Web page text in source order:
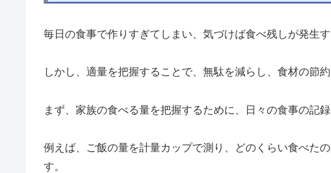
毎日の食事で作りすぎてしまい、気づけば食べ残しが発生す
しかし、適量を把握することで、無駄を減らし、食材の節約
まず、家族の食べる量を把握するために、日々の食事の記
例えば、ご飯の量を計量カップで測り、どのくらい食べた
す。